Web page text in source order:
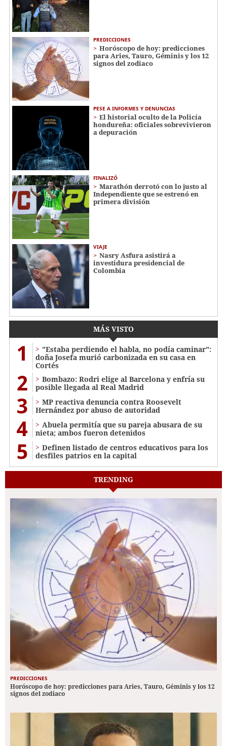
PREDICCIONES
Horóscopo de hoy: predicciones
para Aries, Tauro, Géminis y los 12
signos del zodiaco
PESE A INFORMES Y DENUNCIAS
El historial oculto de la Policía
hondureña: oficiales sobrevivieron
a depuración
FINALIZÓ
Marathón derrotó con lo justo al
Independiente que se estrenó en
primera división
VIAJE
Nasry Asfura asistirá a
investidura presidencial de
Colombia
MÁS VISTO
1
"Estaba perdiendo el habla, no podía caminar":
doña Josefa murió carbonizada en su casa en
Cortés
2
Bombazo: Rodri elige al Barcelona y enfría su
posible llegada al Real Madrid
3
MP reactiva denuncia contra Roosevelt
Hernández por abuso de autoridad
4
Abuela permitía que su pareja abusara de su
nieta; ambos fueron detenidos
5
Definen listado de centros educativos para los
desfiles patrios en la capital
TRENDING
PREDICCIONES
Horóscopo de hoy: predicciones para Aries, Tauro, Géminis y los 12
signos del zodiaco